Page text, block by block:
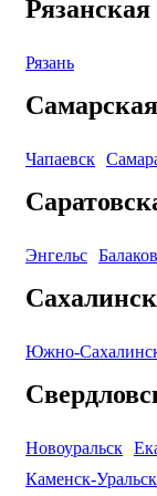
Рязанская
Рязань
Чапаевск
Энгельс
Южно-
Новоуральск
Каменск-